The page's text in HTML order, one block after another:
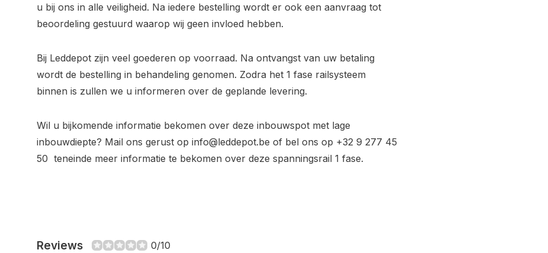
u bij ons in alle veiligheid. Na iedere bestelling wordt er ook een aanvraag tot
beoordeling gestuurd waarop wij geen invloed hebben.
Bij Leddepot zijn veel goederen op voorraad. Na ontvangst van uw betaling
wordt de bestelling in behandeling genomen. Zodra het 1 fase railsysteem
binnen is zullen we u informeren over de geplande levering.
Wil u bijkomende informatie bekomen over deze inbouwspot met lage
inbouwdiepte? Mail ons gerust op info@leddepot.be of bel ons op +32 9 277 45
50 teneinde meer informatie te bekomen over deze spanningsrail 1 fase.
Reviews 0/10